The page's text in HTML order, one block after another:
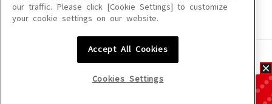
楽曲及びコンテンツは、機種によりご利用いただけない場合があります。
楽曲及びコンテンツの配信日、配信内容が変更になる場合があります。
our traffic. Please click [Cookie Settings] to customize
your cookie settings on our website.
Accept All Cookies
Cookies Settings